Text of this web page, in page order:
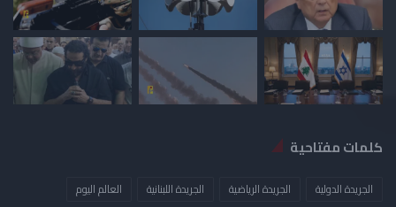
كلمات مفتاحية
الجريدة الدولية الجريدة الرياضية الجريدة اللبنانية
العالم اليوم